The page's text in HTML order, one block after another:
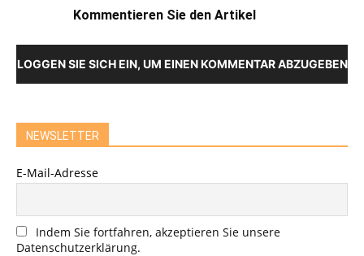
Kommentieren Sie den Artikel
LOGGEN SIE SICH EIN, UM EINEN KOMMENTAR ABZUGEBEN
NEWSLETTER
E-Mail-Adresse
Indem Sie fortfahren, akzeptieren Sie unsere
Datenschutzerklärung.